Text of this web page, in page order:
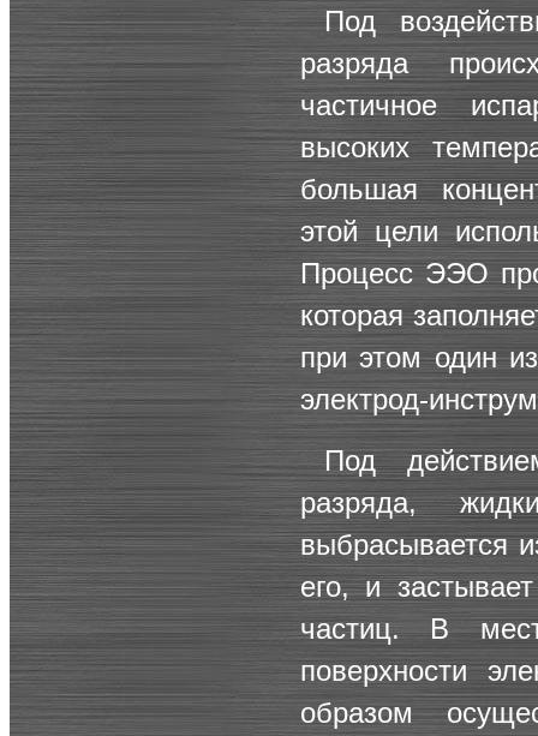
Под
разряда
частичное
высоких
большая
этой цели
Процесс ЭЭО
которая
при этом один
электрод-
Под
разряда,
выбрасывается
его, и
частиц. В
поверхности
образом